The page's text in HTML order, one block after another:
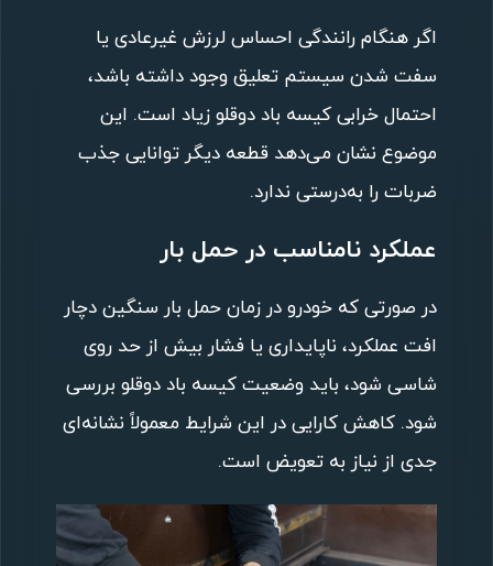
اگر هنگام رانندگی احساس لرزش غیرعادی یا
سفت شدن سیستم تعلیق وجود داشته باشد،
احتمال خرابی کیسه باد دوقلو زیاد است. این
موضوع نشان می‌دهد قطعه دیگر توانایی جذب
ضربات را به‌درستی ندارد.
عملکرد نامناسب در حمل بار
در صورتی که خودرو در زمان حمل بار سنگین دچار
افت عملکرد، ناپایداری یا فشار بیش از حد روی
شاسی شود، باید وضعیت کیسه باد دوقلو بررسی
شود. کاهش کارایی در این شرایط معمولاً نشانه‌ای
جدی از نیاز به تعویض است.